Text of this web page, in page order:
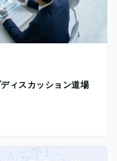
ィスカッション道場